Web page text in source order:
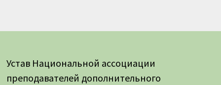
Устав Национальной ассоциации
преподавателей дополнительного